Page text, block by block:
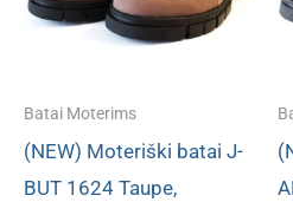
Batai Moterims
(NEW) Moteriški batai J-
BUT 1624 Taupe,